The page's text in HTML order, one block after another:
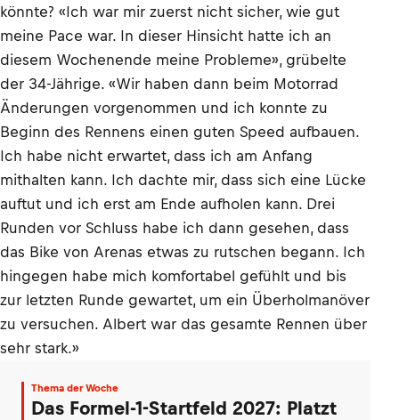
könnte? «Ich war mir zuerst nicht sicher, wie gut
meine Pace war. In dieser Hinsicht hatte ich an
diesem Wochenende meine Probleme», grübelte
der 34-Jährige. «Wir haben dann beim Motorrad
Änderungen vorgenommen und ich konnte zu
Beginn des Rennens einen guten Speed aufbauen.
Ich habe nicht erwartet, dass ich am Anfang
mithalten kann. Ich dachte mir, dass sich eine Lücke
auftut und ich erst am Ende aufholen kann. Drei
Runden vor Schluss habe ich dann gesehen, dass
das Bike von Arenas etwas zu rutschen begann. Ich
hingegen habe mich komfortabel gefühlt und bis
zur letzten Runde gewartet, um ein Überholmanöver
zu versuchen. Albert war das gesamte Rennen über
sehr stark.»
Thema der Woche
Das Formel-1-Startfeld 2027: Platzt